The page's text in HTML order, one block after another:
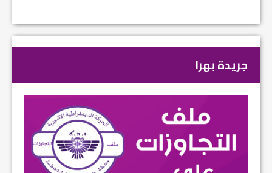
جريدة بهرا